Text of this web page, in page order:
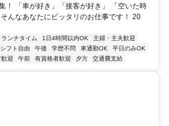
！ 「車が好き」「接客が好き」 「空いた時
んなあなたにピッタリのお仕事です！ 20
ランチタイム 1日4時間以内OK
主婦・主夫歓迎
シフト自由 午後 学歴不問 車通勤OK
平日のみOK
迎 午前 有資格者歓迎 夕方 交通費支給